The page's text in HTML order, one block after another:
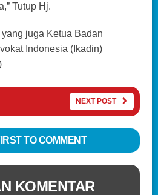
Tutup Hj.
juga Ketua Badan
Indonesia (Ikadin)
NEXT POST
TO COMMENT
KOMENTAR